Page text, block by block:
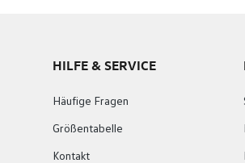
HILFE & SERVICE
Häufige Fragen
Größentabelle
Kontakt